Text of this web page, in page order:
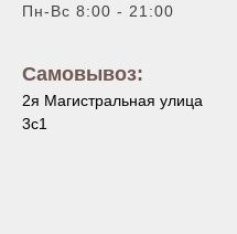
Пн-Вс 8:00 - 21:00
Самовывоз:
2я Магистральная улица
3с1